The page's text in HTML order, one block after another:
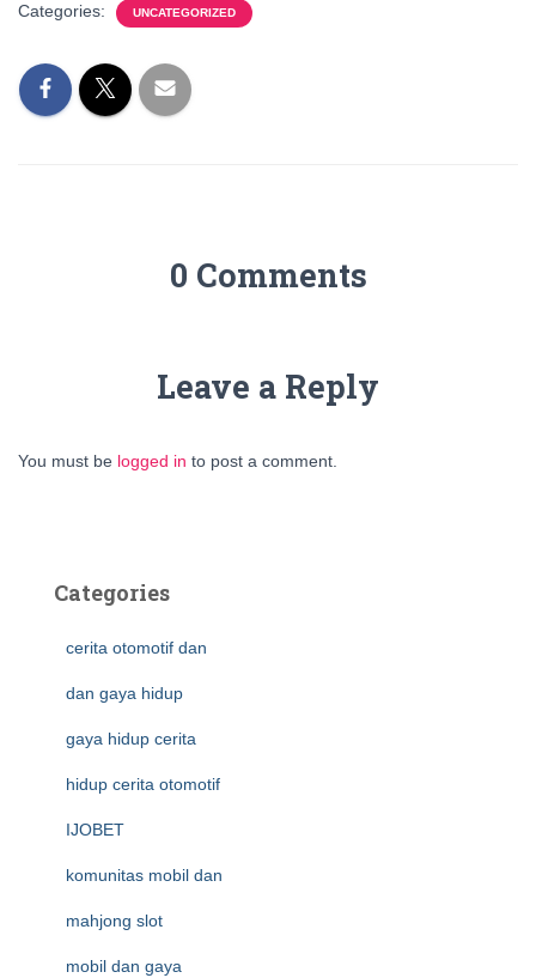
Categories: UNCATEGORIZED
0 Comments
Leave a Reply
You must be logged in to post a comment.
Categories
cerita otomotif dan
dan gaya hidup
gaya hidup cerita
hidup cerita otomotif
IJOBET
komunitas mobil dan
mahjong slot
mobil dan gaya